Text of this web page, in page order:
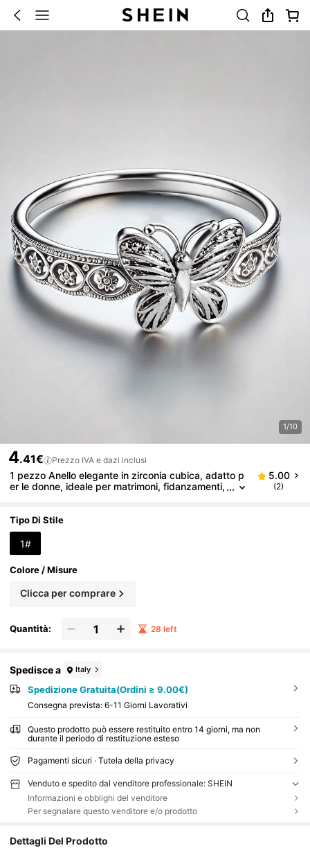
1/10
4.41€ Prezzo IVA e dazi inclusi
1 pezzo Anello elegante in zirconia cubica, adatto p
er le donne, ideale per matrimoni, fidanzamenti,
5.00
(2)
Tipo Di Stile
1#
Colore / Misure
Clicca per comprare
Quantità: 28 left
Spedisce a Italy
Spedizione Gratuita(Ordini ≥ 9.00€)
Consegna prevista: 6-11 Giorni Lavorativi
Questo prodotto può essere restituito entro 14 giorni, ma non
durante il periodo di restituzione esteso
Pagamenti sicuri · Tutela della privacy
Venduto e spedito dal venditore professionale: SHEIN
Informazioni e obblighi del venditore
Per segnalare questo venditore e/o prodotto
Dettagli Del Prodotto